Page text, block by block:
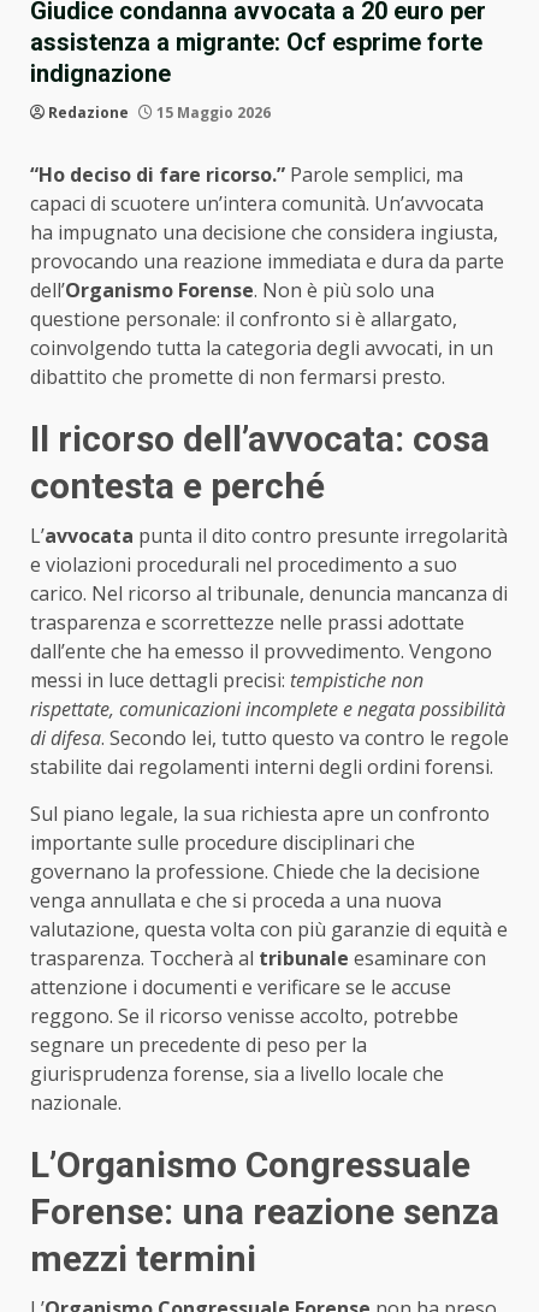
Giudice condanna avvocata a 20 euro per
assistenza a migrante: Ocf esprime forte
indignazione
Redazione 15 Maggio 2026
“Ho deciso di fare ricorso.” Parole semplici, ma
capaci di scuotere un’intera comunità. Un’avvocata
ha impugnato una decisione che considera ingiusta,
provocando una reazione immediata e dura da parte
dell’Organismo Forense. Non è più solo una
questione personale: il confronto si è allargato,
coinvolgendo tutta la categoria degli avvocati, in un
dibattito che promette di non fermarsi presto.
Il ricorso dell’avvocata: cosa
contesta e perché
L’avvocata punta il dito contro presunte irregolarità
e violazioni procedurali nel procedimento a suo
carico. Nel ricorso al tribunale, denuncia mancanza di
trasparenza e scorrettezze nelle prassi adottate
dall’ente che ha emesso il provvedimento. Vengono
messi in luce dettagli precisi: tempistiche non
rispettate, comunicazioni incomplete e negata possibilità
di difesa. Secondo lei, tutto questo va contro le regole
stabilite dai regolamenti interni degli ordini forensi.
Sul piano legale, la sua richiesta apre un confronto
importante sulle procedure disciplinari che
governano la professione. Chiede che la decisione
venga annullata e che si proceda a una nuova
valutazione, questa volta con più garanzie di equità e
trasparenza. Toccherà al tribunale esaminare con
attenzione i documenti e verificare se le accuse
reggono. Se il ricorso venisse accolto, potrebbe
segnare un precedente di peso per la
giurisprudenza forense, sia a livello locale che
nazionale.
L’Organismo Congressuale
Forense: una reazione senza
mezzi termini